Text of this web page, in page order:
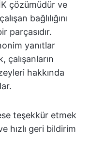
çözümüdür ve
bağlılığını
parçasıdır.
yanıtlar
çalışanların
hakkında
teşekkür etmek
hızlı geri bildirim